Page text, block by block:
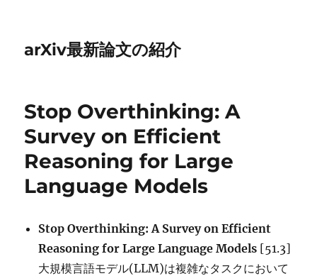
arXiv最新論文の紹介
Stop Overthinking: A
Survey on Efficient
Reasoning for Large
Language Models
Stop Overthinking: A Survey on Efficient
Reasoning for Large Language Models [51.3]
大規模言語モデル(LLM)は複雑なタスクにおいて